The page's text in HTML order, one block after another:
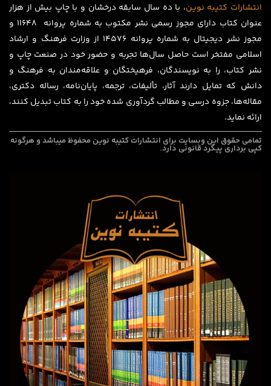
انتشارات کتیبه نوین، با ده سال سابقه درخشان و با چاپ بیش از هزار
عنوان کتاب دارای مجوز رسمی نشر مکتوب به شماره پروانه ۱۱۶۴۸ و
مجوز نشر دیجیتال به شماره پروانه 14576 از وزارت فرهنگ و ارشاد
اسلامی مفتخر است حاصل سال‌ها تجربه و حضور خود در صنعت چاپ و
نشر کتاب، را به نویسندگان، فرهیختگان و علاقه‌مندان به فرهنگ و
دانش که تمایل دارند آثار، تألیفات، ترجمه، پایان‌نامه، رساله دکتری،
مقاله‌ها، جزوه درسی و مطالب گردآوری شده خود را به کتاب تبدیل کنند،
ارائه نماید.
تمامی حقوق این وبسایت برای انتشارات کتیبه نوین محفوظ میباشد و هرگونه
کپی برداری پیگرد قانونی دارد.